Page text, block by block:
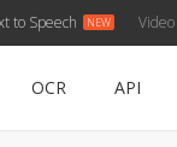
to Speech
OCR API